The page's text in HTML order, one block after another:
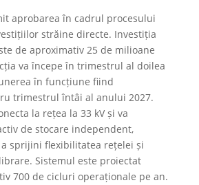
aprobarea în cadrul procesului
străine directe. Investiția
de aproximativ 25 de milioane
va începe în trimestrul al doilea
în funcțiune fiind
trimestrul întâi al anului 2027.
la rețea la 33 kV și va
de stocare independent,
sprijini flexibilitatea rețelei și
Sistemul este proiectat
700 de cicluri operaționale pe an.